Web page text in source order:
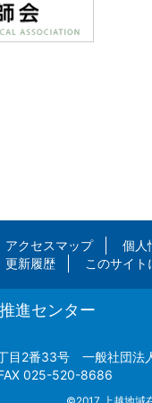
アクセスマップ
個人
更新履歴 このサイト
進センター
目2番33号 一般社団
025-520-8686